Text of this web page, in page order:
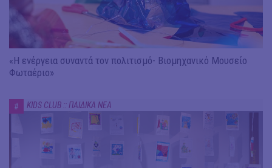
«Η ενέργεια συναντά τον πολιτισμό- Βιομηχανικό Μουσείο
Φωταέριο»
# KIDS CLUB :: ΠΑΙΔΙΚΑ ΝΕΑ